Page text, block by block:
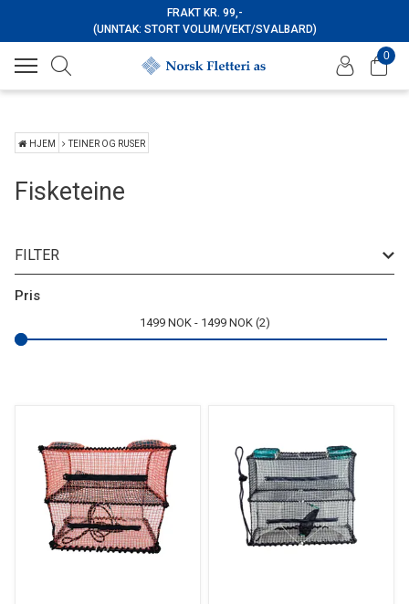
FRAKT KR. 99,-
(UNNTAK: STORT VOLUM/VEKT/SVALBARD)
0
HJEM TEINER OG RUSER
Fisketeine
FILTER
Pris
1499 NOK 1499 NOK 2